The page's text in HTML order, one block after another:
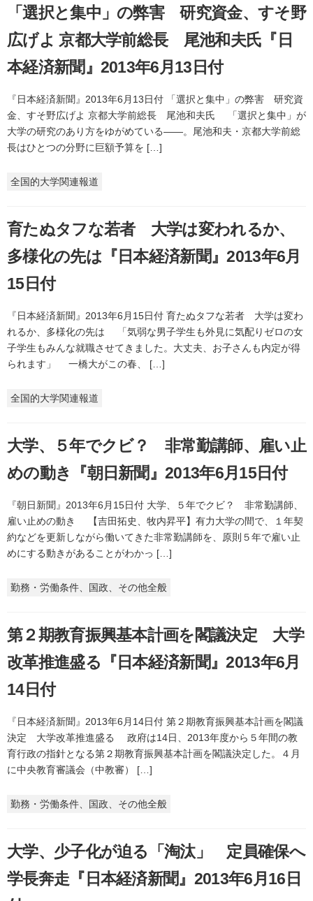
「選択と集中」の弊害 研究資金、すそ野
広げよ 京都大学前総長 尾池和夫氏『日
本経済新聞』2013年6月13日付
『日本経済新聞』2013年6月13日付 「選択と集中」の弊害 研究資
金、すそ野広げよ 京都大学前総長 尾池和夫氏 「選択と集中」が
大学の研究のあり方をゆがめている――。尾池和夫・京都大学前総
長はひとつの分野に巨額予算を […]
全国的大学関連報道
育たぬタフな若者 大学は変われるか、
多様化の先は『日本経済新聞』2013年6月
15日付
『日本経済新聞』2013年6月15日付 育たぬタフな若者 大学は変わ
れるか、多様化の先は 「気弱な男子学生も外見に気配りゼロの女
子学生もみんな就職させてきました。大丈夫、お子さんも内定が得
られます」 一橋大がこの春、 […]
全国的大学関連報道
大学、５年でクビ？ 非常勤講師、雇い止
めの動き『朝日新聞』2013年6月15日付
『朝日新聞』2013年6月15日付 大学、５年でクビ？ 非常勤講師、
雇い止めの動き 【吉田拓史、牧内昇平】有力大学の間で、１年契
約などを更新しながら働いてきた非常勤講師を、原則５年で雇い止
めにする動きがあることがわかっ […]
勤務・労働条件、国政、その他全般
第２期教育振興基本計画を閣議決定 大学
改革推進盛る『日本経済新聞』2013年6月
14日付
『日本経済新聞』2013年6月14日付 第２期教育振興基本計画を閣議
決定 大学改革推進盛る 政府は14日、2013年度から５年間の教
育行政の指針となる第２期教育振興基本計画を閣議決定した。４月
に中央教育審議会（中教審） […]
勤務・労働条件、国政、その他全般
大学、少子化が迫る「淘汰」 定員確保へ
学長奔走『日本経済新聞』2013年6月16日